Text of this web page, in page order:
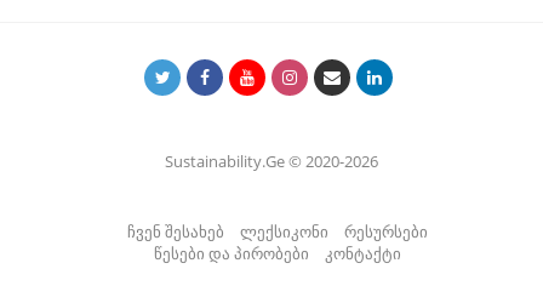
Sustainability.Ge © 2020-2026
ჩვენ შესახებ ლექსიკონი
რესურსები
წესები და პირობები
კონტაქტი